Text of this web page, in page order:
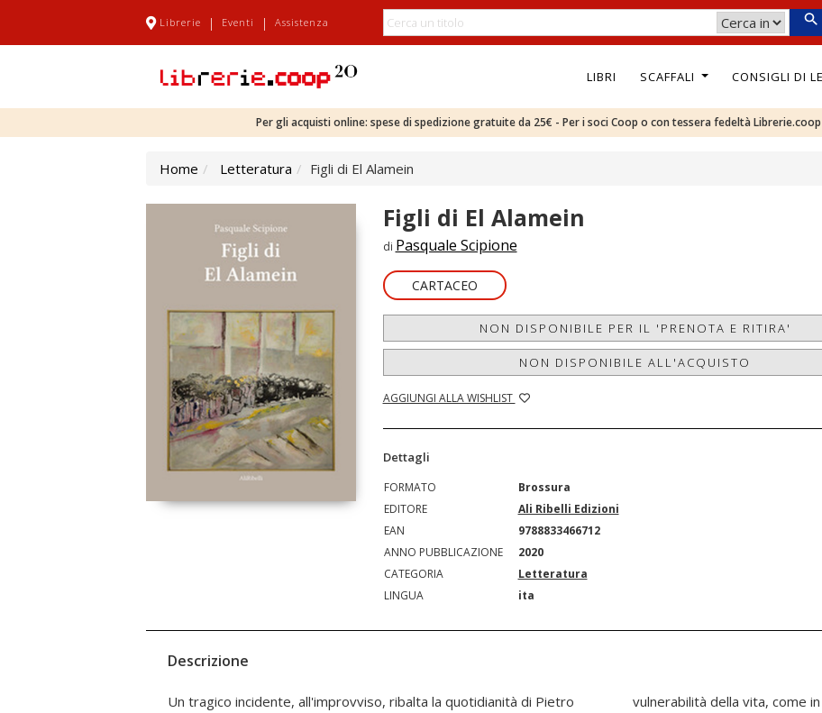
Librerie | Eventi | Assistenza
LIBRI SCAFFALI CONSIGLI DI
Per gli acquisti online: spese di spedizione gratuite da 25€ - Per i soci Coop o con tessera fedeltà
Home Letteratura Figli di El Alamein
Figli di El Alamein
di Pasquale Scipione
CARTACEO
NON DISPONIBILE PER IL 'PRENOTA E RITIRA'
NON DISPONIBILE ALL'ACQUISTO
AGGIUNGI ALLA WISHLIST
Dettagli
FORMATO
Brossura
EDITORE
Ali Ribelli Edizioni
EAN
9788833466712
ANNO PUBBLICAZIONE
2020
CATEGORIA
Letteratura
LINGUA
ita
Descrizione
Un tragico incidente, all'improvviso, ribalta la quotidianità di Pietro
vulnerabilità della vita, come in tanti anni non s'era mai arrestato